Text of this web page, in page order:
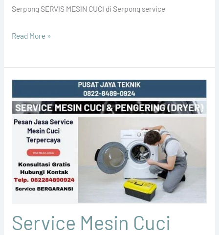
Serpong SERVIS MESIN CUCI di Serpong service
Read More »
Service Mesin Cuci